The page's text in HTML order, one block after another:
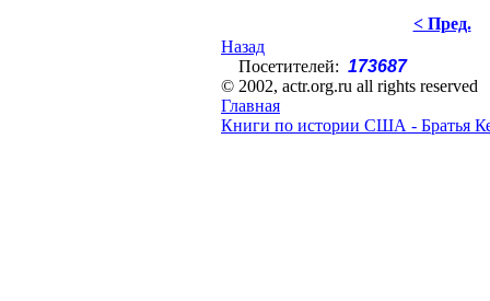
< Пред.
Назад
Посетителей: 173687
© 2002, actr.org.ru all rights reserved
Главная
Книги по истории США - Братья